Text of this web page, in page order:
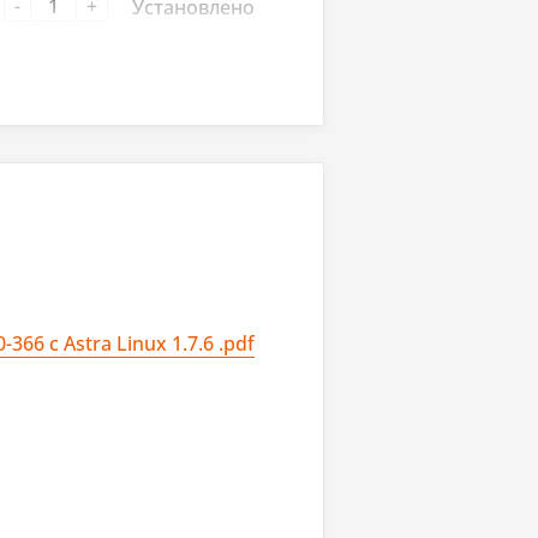
- +
Установлено
366 с Astra Linux 1.7.6 .pdf